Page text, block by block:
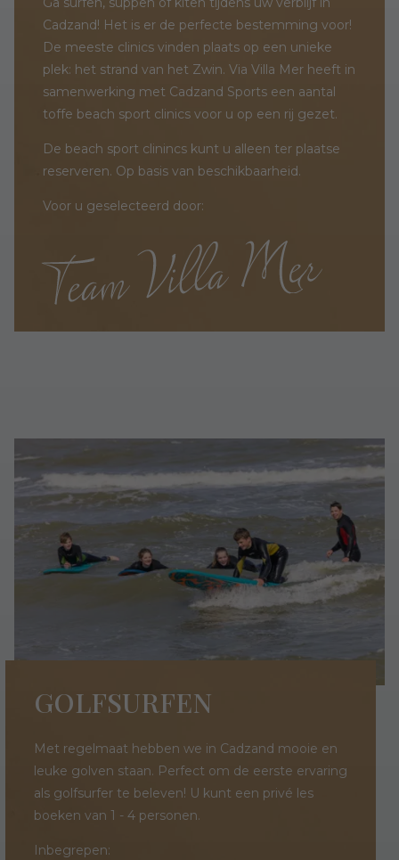
Cadzand! Het is er de perfecte bestemming voor!
De meeste clinics vinden plaats op een unieke
plek: het strand van het Zwin. Via Villa Mer heeft in
samenwerking met Cadzand Sports een aantal
toffe beach sport clinics voor u op een rij gezet.
De beach sport clinincs kunt u alleen ter plaatse
reserveren. Op basis van beschikbaarheid.
Voor u geselecteerd door:
GOLFSURFEN
Met regelmaat hebben we in Cadzand mooie en
leuke golven staan. Perfect om de eerste ervaring
als golfsurfer te beleven! U kunt een privé les
boeken van 1 - 4 personen.
Inbegrepen: